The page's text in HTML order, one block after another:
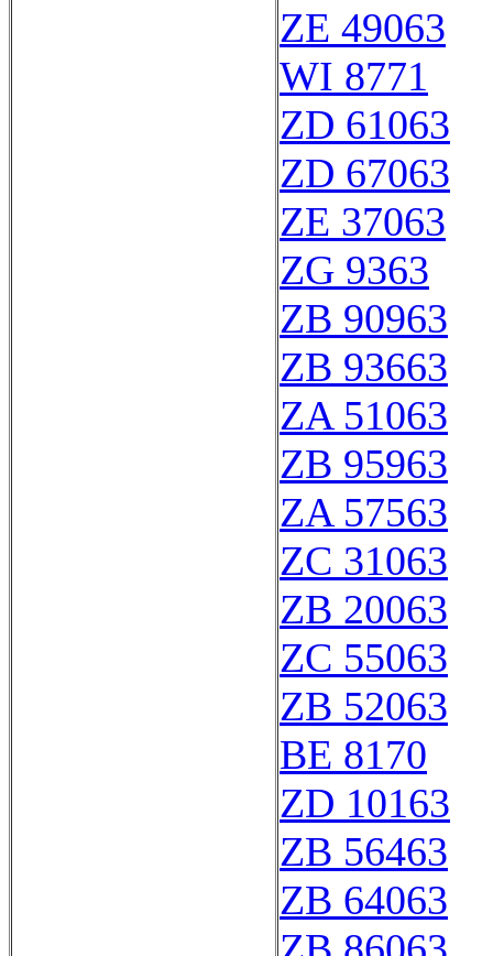
ZE 49063
WI 8771
ZD 61063
ZD 67063
ZE 37063
ZG 9363
ZB 90963
ZB 93663
ZA 51063
ZB 95963
ZA 57563
ZC 31063
ZB 20063
ZC 55063
ZB 52063
BE 8170
ZD 10163
ZB 56463
ZB 64063